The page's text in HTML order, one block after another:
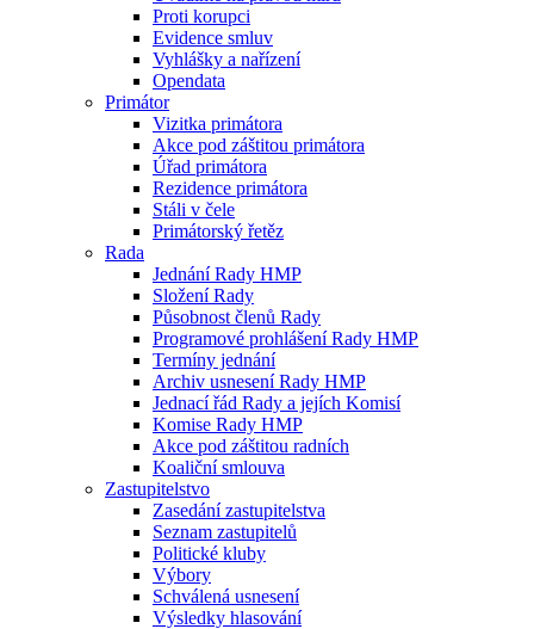
Proti korupci
Evidence smluv
Vyhlášky a nařízení
Opendata
Primátor
Vizitka primátora
Akce pod záštitou primátora
Úřad primátora
Rezidence primátora
Stáli v čele
Primátorský řetěz
Rada
Jednání Rady HMP
Složení Rady
Působnost členů Rady
Programové prohlášení Rady HMP
Termíny jednání
Archiv usnesení Rady HMP
Jednací řád Rady a jejích Komisí
Komise Rady HMP
Akce pod záštitou radních
Koaliční smlouva
Zastupitelstvo
Zasedání zastupitelstva
Seznam zastupitelů
Politické kluby
Výbory
Schválená usnesení
Výsledky hlasování